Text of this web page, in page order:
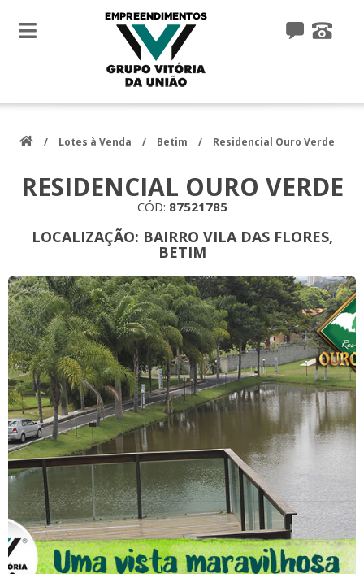
toggle
/ Lotes à Venda / Betim / Residencial Ouro Verde
RESIDENCIAL OURO VERDE
CÓD: 87521785
LOCALIZAÇÃO: BAIRRO VILA DAS FLORES,
BETIM